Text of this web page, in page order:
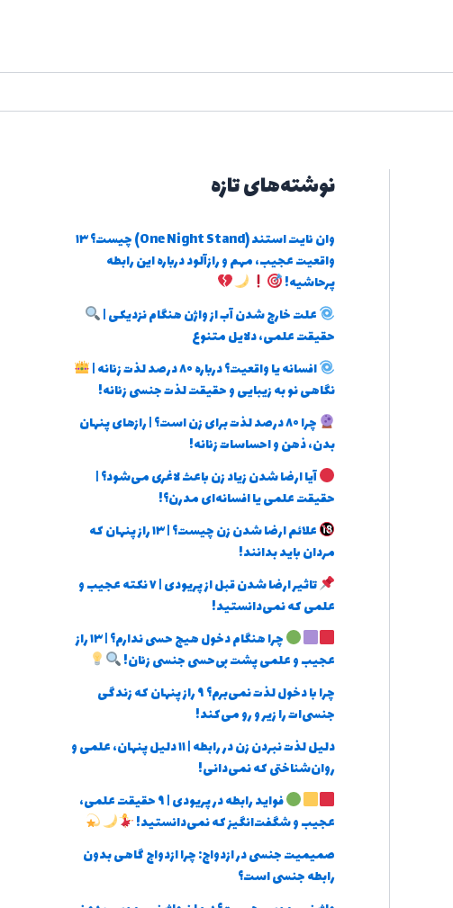
نوشته‌های تازه
وان نایت استند (One Night Stand) چیست؟ ۱۳
واقعیت عجیب، مهم و رازآلود درباره این رابطه
پرحاشیه!
علت خارج شدن آب از واژن هنگام نزدیکی |
حقیقت علمی، دلایل متنوع
افسانه یا واقعیت؟ درباره ۸۰ درصد لذت زنانه |
نگاهی نو به زیبایی و حقیقت لذت جنسی زنانه!
چرا ۸۰ درصد لذت برای زن است؟ | رازهای پنهان
بدن، ذهن و احساسات زنانه!
آیا ارضا شدن زیاد زن باعث لاغری می‌شود؟ |
حقیقت علمی یا افسانه‌ای مدرن؟!
علائم ارضا شدن زن چیست؟ | ۱۳ راز پنهان که
مردان باید بدانند!
تاثیر ارضا شدن قبل از پریودی | ۷ نکته عجیب و
علمی که نمی‌دانستید!
چرا هنگام دخول هیچ حسی ندارم؟ | ۱۳ راز
عجیب و علمی پشت بی‌حسی جنسی زنان!
چرا با دخول لذت نمی‌برم؟ ۹ راز پنهان که زندگی
جنسی‌ات را زیر و رو می‌کند!
دلیل لذت نبردن زن در رابطه | ۱۱ دلیل پنهان، علمی و
روان‌شناختی که نمی‌دانی!
فواید رابطه در پریودی | ۹ حقیقت علمی،
عجیب و شگفت‌انگیز که نمی‌دانستید!
صمیمیت جنسی در ازدواج: چرا ازدواج گاهی بدون
رابطه جنسی است؟